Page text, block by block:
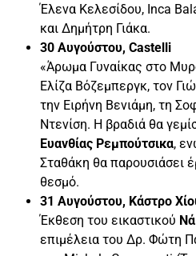
Έλενα Κελεσίδου, Inca
και Δημήτρη Γιάκα.
30 Αυγούστου, Castelli
«Άρωμα Γυναίκας στο
Ελίζα Βόζεμπεργκ, τον
την Ειρήνη Βενιάμη, τη
Ντενίση. Η βραδιά θα
Ευανθίας Ρεμπούτσικα,
Σταθάκη θα παρουσιάσει
θεσμό.
31 Αυγούστου, Κάστρο
Έκθεση του εικαστικού
επιμέλεια του Δρ. Φώτη